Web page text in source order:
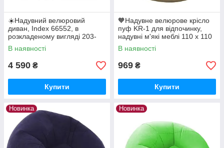
☀️Надувний велюровий
диван, Index 66552, в
розкладеному вигляді 203-
224-66см, з підсклянником
В наявності
4 590 ₴
Купити
🧡Надувне велюрове крісло
пуф KR-1 для відпочинку,
надувні м'які меблі 110 х 110
х 80 см Сірий
В наявності
969 ₴
Купити
Новинка Новинка